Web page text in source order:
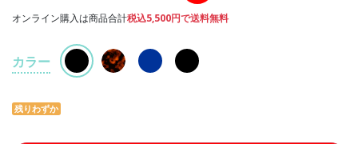
オンライン購入は商品合計税込5,500円で送料無料
カラー
残りわずか